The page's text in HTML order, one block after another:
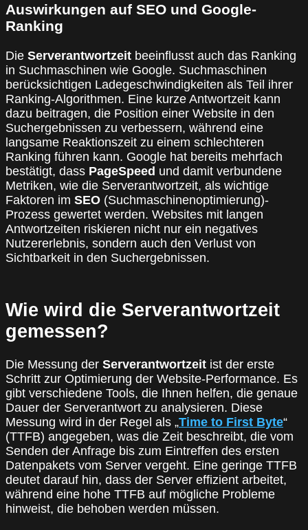
Auswirkungen auf SEO und Google-
Ranking
Die Serverantwortzeit beeinflusst auch das Ranking
in Suchmaschinen wie Google. Suchmaschinen
berücksichtigen Ladegeschwindigkeiten als Teil ihrer
Ranking-Algorithmen. Eine kurze Antwortzeit kann
dazu beitragen, die Position einer Website in den
Suchergebnissen zu verbessern, während eine
langsame Reaktionszeit zu einem schlechteren
Ranking führen kann. Google hat bereits mehrfach
bestätigt, dass PageSpeed und damit verbundene
Metriken, wie die Serverantwortzeit, als wichtige
Faktoren im SEO (Suchmaschinenoptimierung)-
Prozess gewertet werden. Websites mit langen
Antwortzeiten riskieren nicht nur ein negatives
Nutzererlebnis, sondern auch den Verlust von
Sichtbarkeit in den Suchergebnissen.
Wie wird die Serverantwortzeit
gemessen?
Die Messung der Serverantwortzeit ist der erste
Schritt zur Optimierung der Website-Performance. Es
gibt verschiedene Tools, die Ihnen helfen, die genaue
Dauer der Serverantwort zu analysieren. Diese
Messung wird in der Regel als „Time to First Byte“
(TTFB) angegeben, was die Zeit beschreibt, die vom
Senden der Anfrage bis zum Eintreffen des ersten
Datenpakets vom Server vergeht. Eine geringe TTFB
deutet darauf hin, dass der Server effizient arbeitet,
während eine hohe TTFB auf mögliche Probleme
hinweist, die behoben werden müssen.